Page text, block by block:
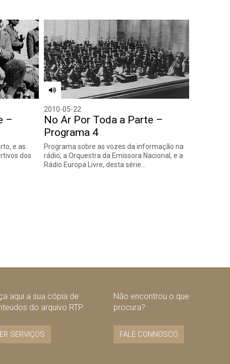
–
e as
dos
2010-05-22
No Ar Por Toda a Parte –
Programa 4
Programa sobre as vozes da informação na
rádio, a Orquestra da Emissora Nacional, e a
Rádio Europa Livre, desta série…
aqui a sua cópia de
do arquivo RTP
SERVIÇOS
Não encontrou o que
procura?
FALE CONNOSCO